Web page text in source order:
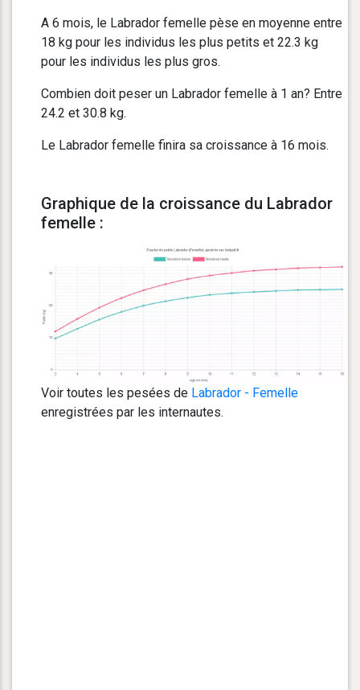
A 6 mois, le Labrador femelle pèse en moyenne entre
18 kg pour les individus les plus petits et 22.3 kg
pour les individus les plus gros.
Combien doit peser un Labrador femelle à 1 an? Entre
24.2 et 30.8 kg.
Le Labrador femelle finira sa croissance à 16 mois.
Graphique de la croissance du Labrador
femelle :
Voir toutes les pesées de Labrador - Femelle
enregistrées par les internautes.